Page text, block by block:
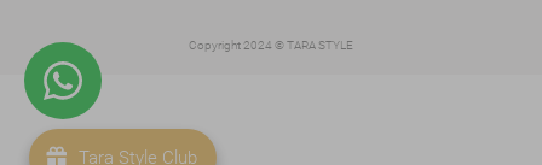
Copyright 2024 © TARA STYLE
Tara Style Club